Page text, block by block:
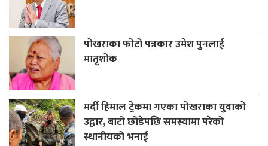
पोखराका फोटो पत्रकार उमेश पुनलाई
मातृशोक
मर्दी हिमाल ट्रेकमा गएका पोखराका युवाको
उद्वार, बाटो छोडेपछि समस्यामा परेको
स्थानीयको भनाई